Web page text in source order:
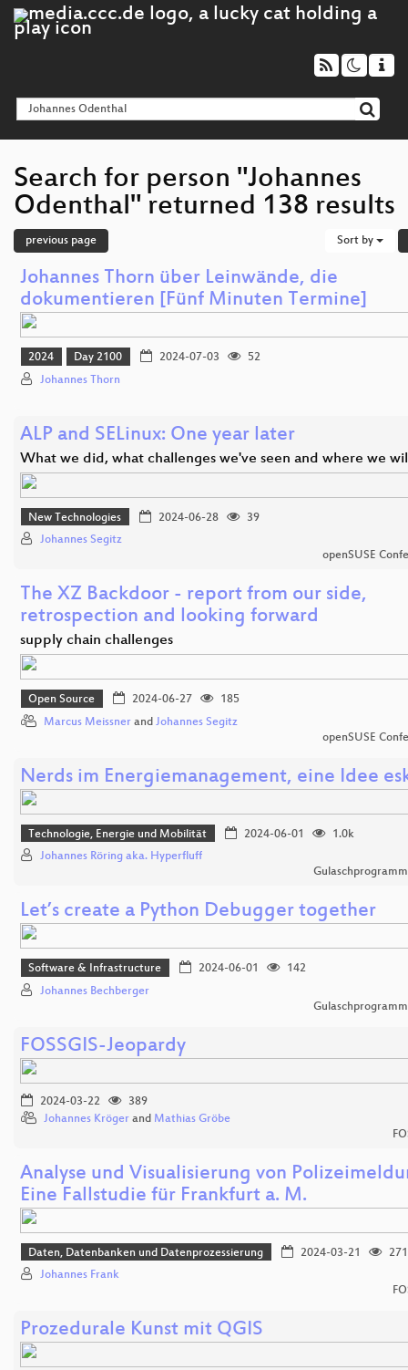
Search for person "Johannes
Odenthal" returned 138 results
previous page Sort by
Johannes Thorn über Leinwände, die
dokumentieren [Fünf Minuten Termine]
2024 Day 2100 2024-07-03
52
Johannes Thorn
ALP and SELinux: One year later
What we did, what challenges we've seen and where we
New Technologies 2024-06-28
39
Johannes Segitz
openSUSE
The XZ Backdoor - report from our side,
retrospection and looking forward
supply chain challenges
Open Source 2024-06-27
185
Marcus Meissner and Johannes Segitz
openSUSE
Nerds im Energiemanagement, eine Idee
Technologie, Energie und Mobilität 2024-06-01
1.0k
Johannes Röring aka. Hyperfluff
Let’s create a Python Debugger together
Software & Infrastructure 2024-06-01
142
Johannes Bechberger
FOSSGIS-Jeopardy
2024-03-22
389
Johannes Kröger and Mathias Gröbe
Analyse und Visualisierung von
Eine Fallstudie für Frankfurt a. M.
Daten, Datenbanken und Datenprozessierung 2024-03-21
271
Johannes Frank
Prozedurale Kunst mit QGIS